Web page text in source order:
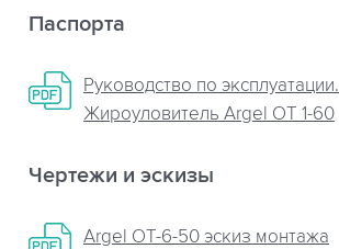
Паспорта
Руководство по
Жироуловитель Argel OT 1-60
Чертежи и эскизы
Argel OT-6-50 эскиз монтажа